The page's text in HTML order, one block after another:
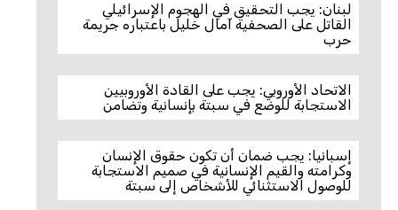
لبنان: يجب التحقيق في الهجوم الإسرائيلي
القاتل على الصحفية آمال خليل باعتباره جريمة
حرب
الاتحاد الأوروبي: يجب على القادة الأوروبيين
الاستجابة للوضع في سبتة بإنسانية وتضامن
إسبانيا: يجب ضمان أن تكون حقوق الإنسان
وكرامته والقيم الإنسانية في صميم الاستجابة
للوصول الاستثنائي للأشخاص إلى سبتة